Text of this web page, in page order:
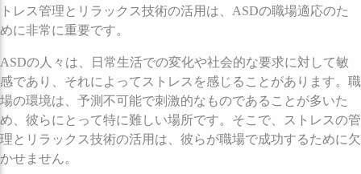
トレス管理とリラックス技術の活用は、ASDの職場適応のた
めに非常に重要です。
ASDの人々は、日常生活での変化や社会的な要求に対して敏
感であり、それによってストレスを感じることがあります。職
場の環境は、予測不可能で刺激的なものであることが多いた
め、彼らにとって特に難しい場所です。そこで、ストレスの管
理とリラックス技術の活用は、彼らが職場で成功するために欠
かせません。